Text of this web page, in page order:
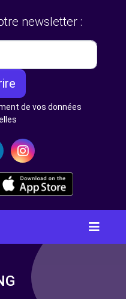
newsletter :
de vos données